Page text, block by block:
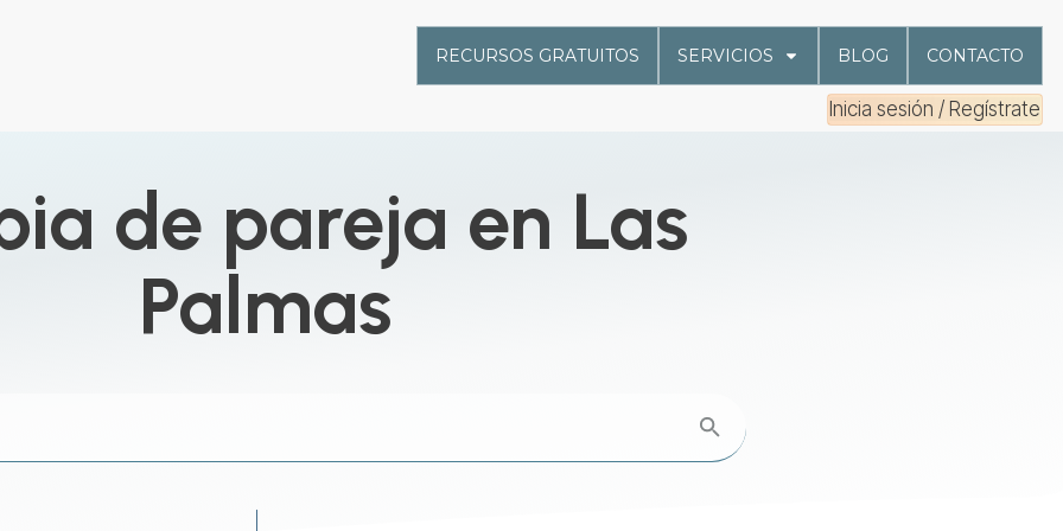
RECURSOS GRATUITOS SERVICIOS BLOG CONTACTO
Inicia sesión / Regístrate
de pareja en Las
Palmas